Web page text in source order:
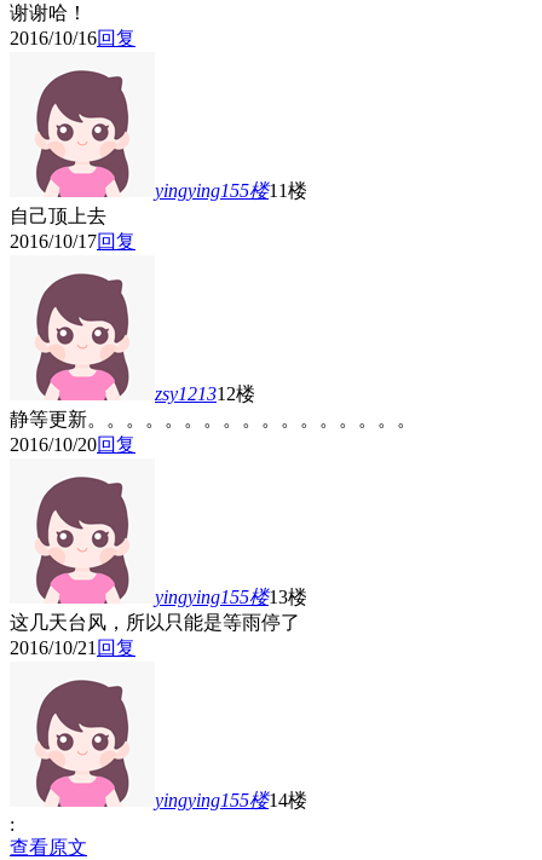
谢谢哈！
2016/10/16回复
yingying155楼11楼
自己顶上去
2016/10/17回复
zsy121312楼
静等更新。。。。。。。。。。。。。。。。。
2016/10/20回复
yingying155楼13楼
这几天台风，所以只能是等雨停了
2016/10/21回复
yingying155楼14楼
:
查看原文